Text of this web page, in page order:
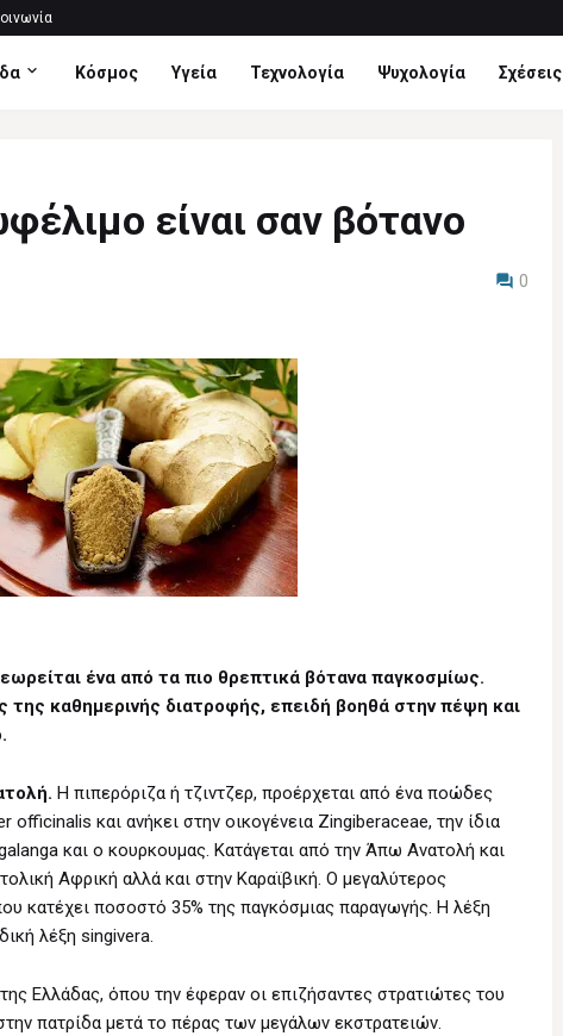
Κόσμος Υγεία Τεχνολογία Ψυχολογία Σχέσεις
είναι σαν βότανο
0
ένα από τα πιο θρεπτικά βότανα παγκοσμίως.
της καθημερινής διατροφής, επειδή βοηθά στην πέψη και
Η πιπερόριζα ή τζιντζερ, προέρχεται από ένα ποώδες
και ανήκει στην οικογένεια Zingiberaceae, την ίδια
και ο κουρκουμας. Κατάγεται από την Άπω Ανατολή και
Αφρική αλλά και στην Καραϊβική. Ο μεγαλύτερος
κατέχει ποσοστό 35% της παγκόσμιας παραγωγής. Η λέξη
λέξη singivera.
Ελλάδας, όπου την έφεραν οι επιζήσαντες στρατιώτες του
πατρίδα μετά το πέρας των μεγάλων εκστρατειών.